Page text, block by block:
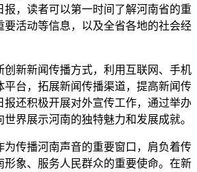
报，读者可以第一时间了解河南省的重
要活动等信息，以及全省各地的社会经
创新新闻传播方式，利用互联网、手机
平台，拓展新闻传播渠道，提高新闻传
报还积极开展对外宣传工作，通过举办
界展示河南的独特魅力和发展成就。
为传播河南声音的重要窗口，肩负着传
形象、服务人民群众的重要使命。在新